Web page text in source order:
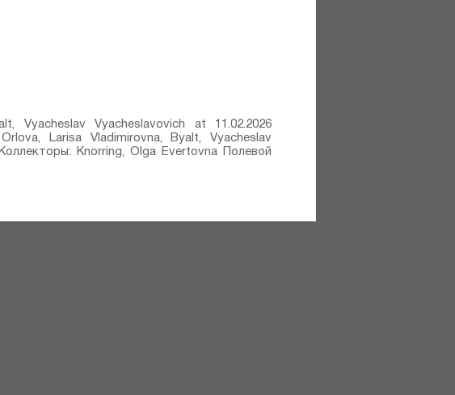
Vyacheslav Vyacheslavovich at 11.02.2026
Larisa Vladimirovna, Byalt, Vyacheslav
Knorring, Olga Evertovna Полевой